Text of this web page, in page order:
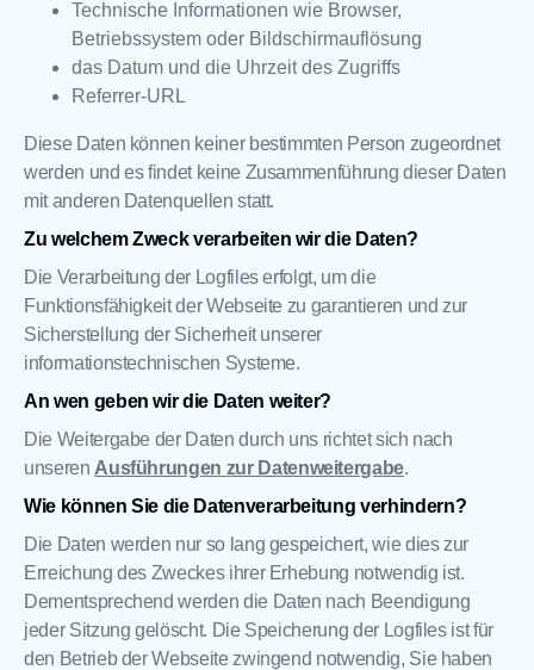
Technische Informationen wie Browser,
Betriebssystem oder Bildschirmauflösung
das Datum und die Uhrzeit des Zugriffs
Referrer-URL
Diese Daten können keiner bestimmten Person zugeordnet
werden und es findet keine Zusammenführung dieser Daten
mit anderen Datenquellen statt.
Zu welchem Zweck verarbeiten wir die Daten?
Die Verarbeitung der Logfiles erfolgt, um die
Funktionsfähigkeit der Webseite zu garantieren und zur
Sicherstellung der Sicherheit unserer
informationstechnischen Systeme.
An wen geben wir die Daten weiter?
Die Weitergabe der Daten durch uns richtet sich nach
unseren Ausführungen zur Datenweitergabe.
Wie können Sie die Datenverarbeitung verhindern?
Die Daten werden nur so lang gespeichert, wie dies zur
Erreichung des Zweckes ihrer Erhebung notwendig ist.
Dementsprechend werden die Daten nach Beendigung
jeder Sitzung gelöscht. Die Speicherung der Logfiles ist für
den Betrieb der Webseite zwingend notwendig, Sie haben